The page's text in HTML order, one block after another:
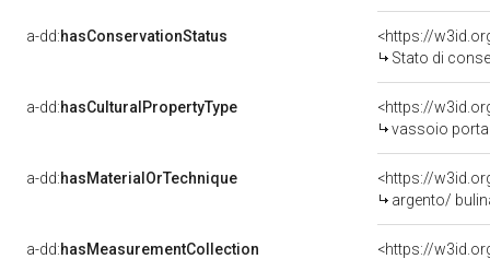
a-dd:hasConservationStatus
<https://
Stato di
a-dd:hasCulturalPropertyType
<https://
vassoio
a-dd:hasMaterialOrTechnique
<https://
argento/
a-dd:hasMeasurementCollection
<https://